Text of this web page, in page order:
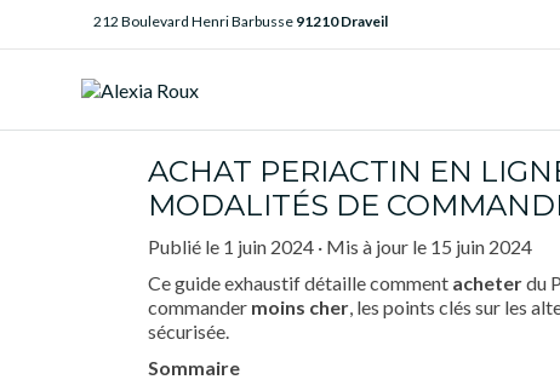
212 Boulevard Henri Barbusse 91210 Draveil
ACHAT PERIACTIN EN
MODALITÉS DE
Publié le 1 juin 2024 · Mis à jour le 15 juin 2024
Ce guide exhaustif détaille comment acheterdu
commander moins cher, les points clés sur les
sécurisée.
Sommaire